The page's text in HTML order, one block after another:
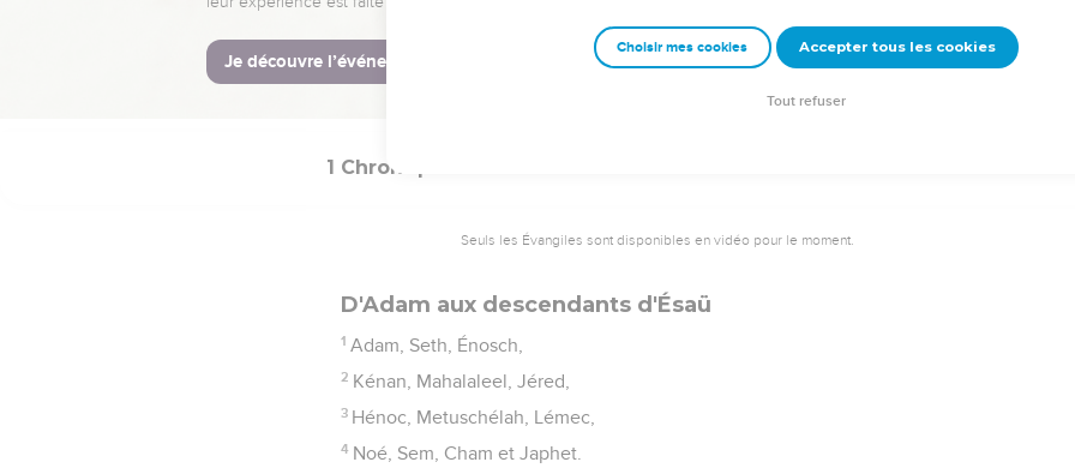
La Bible Du Semeur Copyright © 1992, 1999 by Biblica, Inc.® Used by permission. All rights
1 Chroniques
Seuls les Évangiles sont disponibles en vidéo pour le moment.
D'Adam aux descendants d'Ésaü
1 Adam, Seth, Énosch,
2 Kénan, Mahalaleel, Jéred,
3 Hénoc, Metuschélah, Lémec,
4 Noé, Sem, Cham et Japhet.
Choisir mes cookies Accepter tous les cookies
Tout refuser